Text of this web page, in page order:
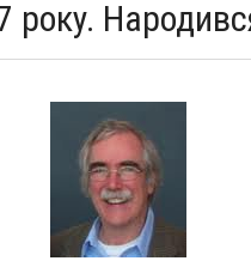
року.